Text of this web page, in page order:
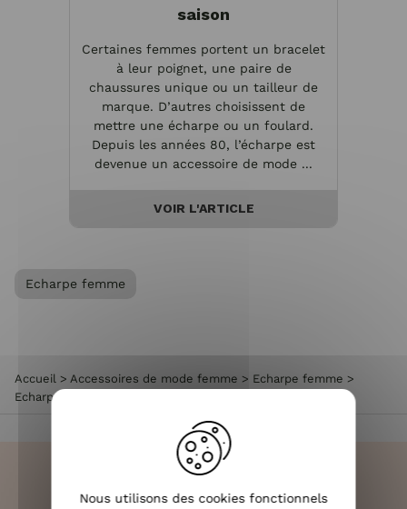
saison
Certaines femmes portent un bracelet
à leur poignet, une paire de
chaussures unique ou un tailleur de
marque. D’autres choisissent de
mettre une écharpe ou un foulard.
Depuis les années 80, l’écharpe est
devenue un accessoire de mode ...
VOIR L'ARTICLE
Echarpe femme
Accueil > Accessoires de mode femme > Echarpe femme >
Echarpe à pompons Magribari
Nous utilisons des cookies fonctionnels